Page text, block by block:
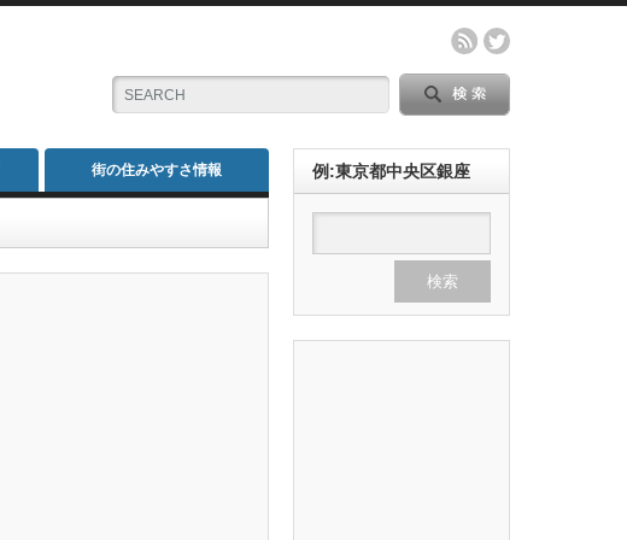
街の住みやすさ情報 例:東京都中央区銀座